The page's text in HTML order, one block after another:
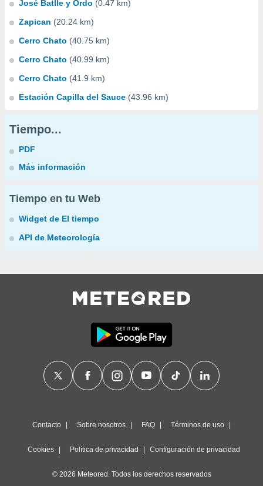
José Batlle y Ordo (0.47 km)
Zapican (20.24 km)
Cerro Chato (40.75 km)
Cerro Chato (40.99 km)
Cerro Chato (41.9 km)
Estación Capilla del Sauce (43.96 km)
Tiempo...
PDF
Más información
Tiempo en tu Web
Widget de El tiempo
API de Meteorología
Contacto Sobre nosotros FAQ Términos de uso
Cookies Política de privacidad Configuración de privacidad
© 2026 Meteored. Todos los derechos reservados